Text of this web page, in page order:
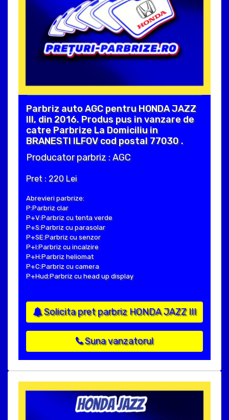
Parbriz auto AGC pentru HONDA JAZZ
III, din 2016. Produs pus in vanzare de
catre Parbrize La Domiciliu in
BRANESTI ILFOV cod postal 77030 .
Producator parbriz : AGC
Pret : 220 Lei
Abrevieri parbrize:
P:Parbriz clar
P+V:Parbriz cu tenta verde
P+S:Parbriz cu parasolar
P+SE:Parbriz cu senzor
P+I:Parbriz cu incalzire
P+H:Parbriz heliomat
P+C:Parbriz cu camera
P+Hud:Parbriz cu head up display
Solicita pret parbriz HONDA JAZZ III
Suna vanzatorul